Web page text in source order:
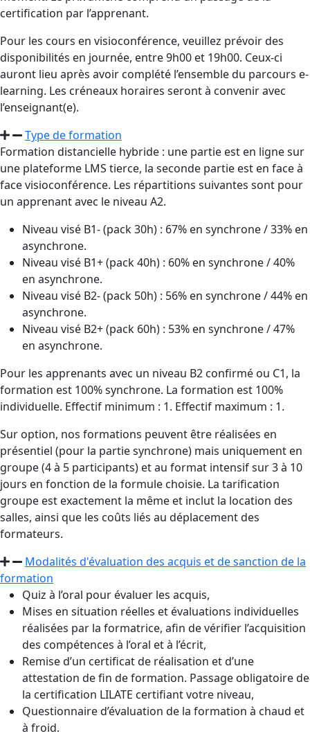
certification par l’apprenant.
Pour les cours en visioconférence, veuillez prévoir des
disponibilités en journée, entre 9h00 et 19h00. Ceux-ci
auront lieu après avoir complété l’ensemble du parcours e-
learning. Les créneaux horaires seront à convenir avec
l’enseignant(e).
Type de formation
Formation distancielle hybride : une partie est en ligne sur
une plateforme LMS tierce, la seconde partie est en face à
face visioconférence. Les répartitions suivantes sont pour
un apprenant avec le niveau A2.
Niveau visé B1- (pack 30h) : 67% en synchrone / 33% en
asynchrone.
Niveau visé B1+ (pack 40h) : 60% en synchrone / 40%
en asynchrone.
Niveau visé B2- (pack 50h) : 56% en synchrone / 44% en
asynchrone.
Niveau visé B2+ (pack 60h) : 53% en synchrone / 47%
en asynchrone.
Pour les apprenants avec un niveau B2 confirmé ou C1, la
formation est 100% synchrone. La formation est 100%
individuelle. Effectif minimum : 1. Effectif maximum : 1.
Sur option, nos formations peuvent être réalisées en
présentiel (pour la partie synchrone) mais uniquement en
groupe (4 à 5 participants) et au format intensif sur 3 à 10
jours en fonction de la formule choisie. La tarification
groupe est exactement la même et inclut la location des
salles, ainsi que les coûts liés au déplacement des
formateurs.
Modalités d'évaluation des acquis et de sanction de la
formation
Quiz à l’oral pour évaluer les acquis,
Mises en situation réelles et évaluations individuelles
réalisées par la formatrice, afin de vérifier l’acquisition
des compétences à l’oral et à l’écrit,
Remise d’un certificat de réalisation et d’une
attestation de fin de formation. Passage obligatoire de
la certification LILATE certifiant votre niveau,
Questionnaire d’évaluation de la formation à chaud et
à froid.